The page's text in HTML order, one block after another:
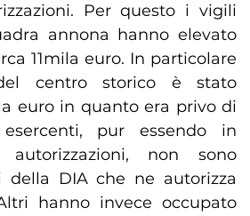
Per questo i vigili
annona hanno elevato
11mila euro. In particolare
centro storico è stato
euro in quanto era privo di
pur essendo in
autorizzazioni, non sono
della DIA che ne autorizza
hanno invece occupato